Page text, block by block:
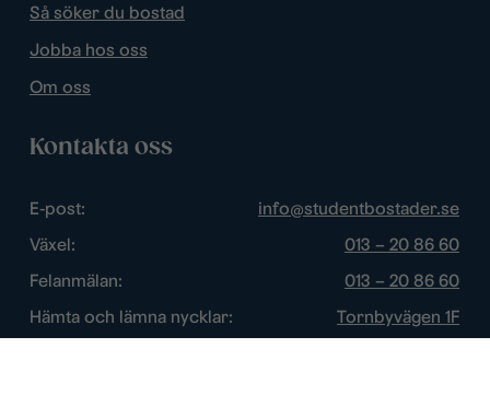
Så söker du bostad
Jobba hos oss
Om oss
Kontakta oss
E-post:
info@studentbostader.se
Växel:
013 – 20 86 60
Felanmälan:
013 – 20 86 60
Hämta och lämna nycklar:
Tornbyvägen 1F